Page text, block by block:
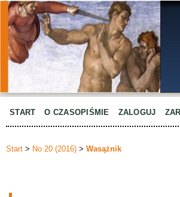
START O CZASOPIŚMIE ZALOGUJ
Start > No 20 (2016) > Wasążnik